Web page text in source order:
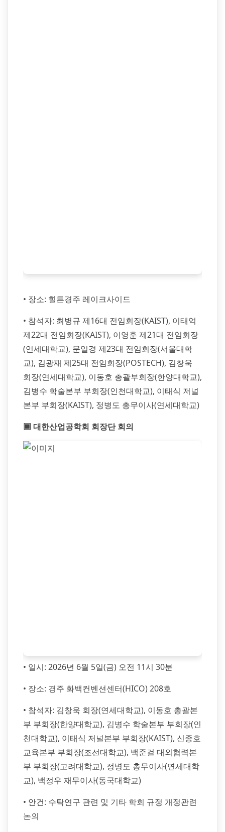
• 장소: 힐튼경주 레이크사이드
• 참석자: 최병규 제16대 전임회장(KAIST), 이태억
제22대 전임회장(KAIST), 이영훈 제21대 전임회장
(연세대학교), 문일경 제23대 전임회장(서울대학
교), 김광재 제25대 전임회장(POSTECH), 김창욱
회장(연세대학교), 이동호 총괄부회장(한양대학교),
김병수 학술본부 부회장(인천대학교), 이태식 저널
본부 부회장(KAIST), 정병도 총무이사(연세대학교)
▣ 대한산업공학회 회장단 회의
• 일시: 2026년 6월 5일(금) 오전 11시 30분
• 장소: 경주 화백컨벤션센터(HICO) 208호
• 참석자: 김창욱 회장(연세대학교), 이동호 총괄본
부 부회장(한양대학교), 김병수 학술본부 부회장(인
천대학교), 이태식 저널본부 부회장(KAIST), 신종호
교육본부 부회장(조선대학교), 백준걸 대외협력본
부 부회장(고려대학교), 정병도 총무이사(연세대학
교), 백정우 재무이사(동국대학교)
• 안건: 수탁연구 관련 및 기타 학회 규정 개정관련
논의